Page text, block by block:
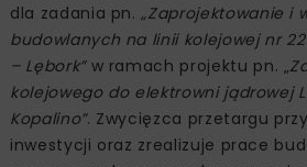
dla zadania pn. „Zaprojektowanie i
budowlanych na linii kolejowej nr
– Lębork”w ramach projektu pn. „
kolejowego do elektrowni jądrowej
Kopalino”. Zwycięzca przetargu
inwestycji oraz zrealizuje prace